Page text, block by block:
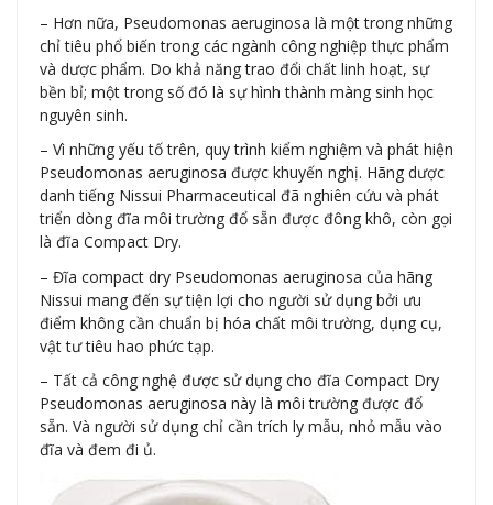
– Hơn nữa, Pseudomonas aeruginosa là một trong những
chỉ tiêu phổ biến trong các ngành công nghiệp thực phẩm
và dược phẩm. Do khả năng trao đổi chất linh hoạt, sự
bền bỉ; một trong số đó là sự hình thành màng sinh học
nguyên sinh.
– Vì những yếu tố trên, quy trình kiểm nghiệm và phát hiện
Pseudomonas aeruginosa được khuyến nghị. Hãng dược
danh tiếng Nissui Pharmaceutical đã nghiên cứu và phát
triển dòng đĩa môi trường đổ sẵn được đông khô, còn gọi
là đĩa Compact Dry.
– Đĩa compact dry Pseudomonas aeruginosa của hãng
Nissui mang đến sự tiện lợi cho người sử dụng bởi ưu
điểm không cần chuẩn bị hóa chất môi trường, dụng cụ,
vật tư tiêu hao phức tạp.
– Tất cả công nghệ được sử dụng cho đĩa Compact Dry
Pseudomonas aeruginosa này là môi trường được đổ
sẵn. Và người sử dụng chỉ cần trích ly mẫu, nhỏ mẫu vào
đĩa và đem đi ủ.